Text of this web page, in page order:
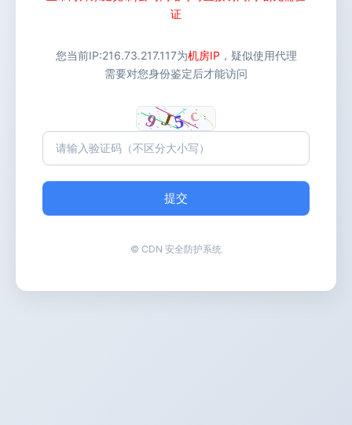
证
您当前IP:216.73.217.117为机房IP ，疑似使用代理
需要对您身份鉴定后才能访问
提交
© CDN 安全防护系统